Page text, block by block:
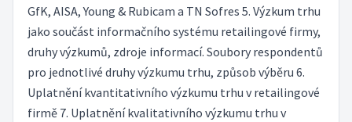
GfK, AISA, Young & Rubicam a TN Sofres 5. Výzkum trhu
jako součást informačního systému retailingové firmy,
druhy výzkumů, zdroje informací. Soubory respondentů
pro jednotlivé druhy výzkumu trhu, způsob výběru 6.
Uplatnění kvantitativního výzkumu trhu v retailingové
firmě 7. Uplatnění kvalitativního výzkumu trhu v